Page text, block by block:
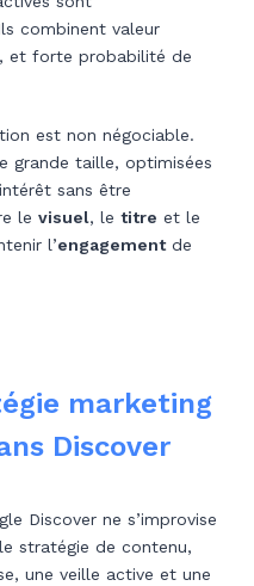
combinent valeur
et forte probabilité de
est non négociable.
grande taille, optimisées
sans être
le visuel, le titre et le
l’engagementde
marketing
Discover
Discover ne s’improvise
stratégie de contenu,
une veille active et une